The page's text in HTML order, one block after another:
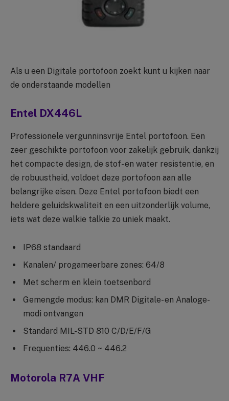
Als u een Digitale portofoon zoekt kunt u kijken naar
de onderstaande modellen
Entel DX446L
Professionele vergunninsvrije Entel portofoon. Een
zeer geschikte portofoon voor zakelijk gebruik, dankzij
het compacte design, de stof- en water resistentie, en
de robuustheid, voldoet deze portofoon aan alle
belangrijke eisen. Deze Entel portofoon biedt een
heldere geluidskwaliteit en een uitzonderlijk volume,
iets wat deze walkie talkie zo uniek maakt.
IP68 standaard
Kanalen/ progameerbare zones: 64/8
Met scherm en klein toetsenbord
Gemengde modus: kan DMR Digitale- en Analoge-
modi ontvangen
Standard MIL-STD 810 C/D/E/F/G
Frequenties: 446.0 ~ 446.2
Motorola R7A VHF